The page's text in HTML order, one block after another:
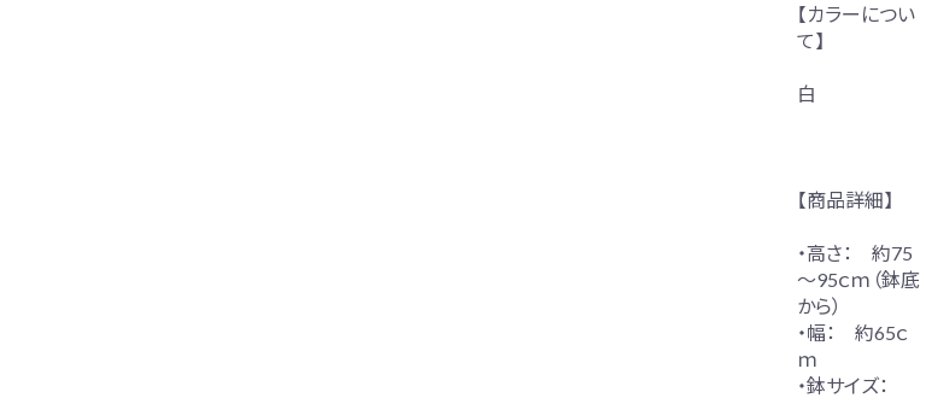
【カラーについ
て】
白
【商品詳細】
・高さ： 約75
～95ｃｍ（鉢底
から）
・幅： 約65ｃ
ｍ
・鉢サイズ：